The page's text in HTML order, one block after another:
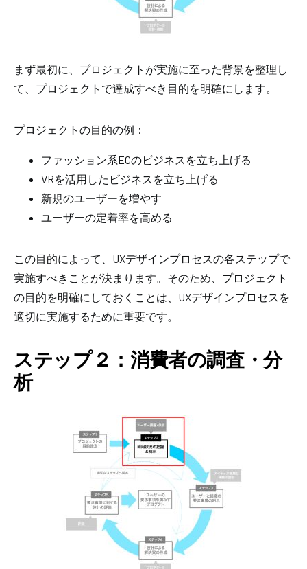
まず最初に、プロジェクトが実施に至った背景を整理し
て、プロジェクトで達成すべき目的を明確にします。
プロジェクトの目的の例：
ファッション系ECのビジネスを立ち上げる
VRを活用したビジネスを立ち上げる
新規のユーザーを増やす
ユーザーの定着率を高める
この目的によって、UXデザインプロセスの各ステップで
実施すべきことが決まります。そのため、プロジェクト
の目的を明確にしておくことは、UXデザインプロセスを
適切に実施するために重要です。
ステップ２：消費者の調査・分
析